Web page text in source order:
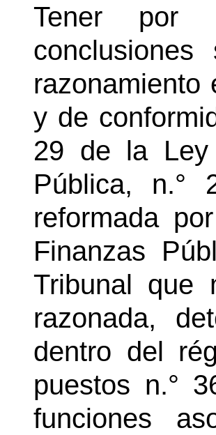
Tener por
razonamiento
y de
29 de la Ley
Pública, n.°
reformada
Finanzas
Tribunal que
razonada,
dentro del
puestos n.°
funciones